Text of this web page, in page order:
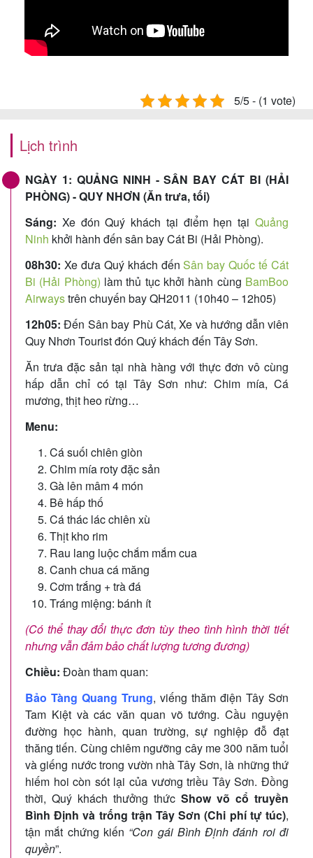
5/5 - (1 vote)
Lịch trình
NGÀY 1: QUẢNG NINH - SÂN BAY CÁT BI (HẢI
PHÒNG) - QUY NHƠN (Ăn trưa, tối)
Sáng: Xe đón Quý khách tại điểm hẹn tại Quảng
Ninh khởi hành đến sân bay Cát Bi (Hải Phòng).
08h30: Xe đưa Quý khách đếnSân bay Quốc tế Cát
Bi (Hải Phòng) làm thủ tục khởi hành cùng BamBoo
Airwaystrên chuyến bay QH2011 (10h40 – 12h05)
12h05: Đến Sân bay Phù Cát, Xe và hướng dẫn viên
Quy Nhơn Tourist đón Quý khách đến Tây Sơn.
Ăn trưa đặc sản tại nhà hàng với thực đơn vô cùng
hấp dẫn chỉ có tại Tây Sơn như: Chim mía, Cá
mương, thịt heo rừng…
Menu:
Cá suối chiên giòn
Chim mía roty đặc sản
Gà lên mâm 4 món
Bê hấp thố
Cá thác lác chiên xù
Thịt kho rim
Rau lang luộc chắm mắm cua
Canh chua cá măng
Cơm trắng + trà đá
Tráng miệng: bánh ít
(Có thể thay đổi thực đơn tùy theo tình hình thời tiết
nhưng vẫn đảm bảo chất lượng tương đương)
Chiều: Đoàn tham quan:
Bảo Tàng Quang Trung, viếng thăm điện Tây Sơn
Tam Kiệt và các văn quan võ tướng. Cầu nguyện
đường học hành, quan trường, sự nghiệp đỗ đạt
thăng tiến. Cùng chiêm ngưỡng cây me 300 năm tuổi
và giếng nước trong vườn nhà Tây Sơn, là những thứ
hiếm hoi còn sót lại của vương triều Tây Sơn. Đồng
thời, Quý khách thưởng thức Show võ cổ truyền
Bình Định và trống trận Tây Sơn (Chi phí tự túc),
tận mắt chứng kiến “Con gái Bình Định đánh roi đi
quyền”.